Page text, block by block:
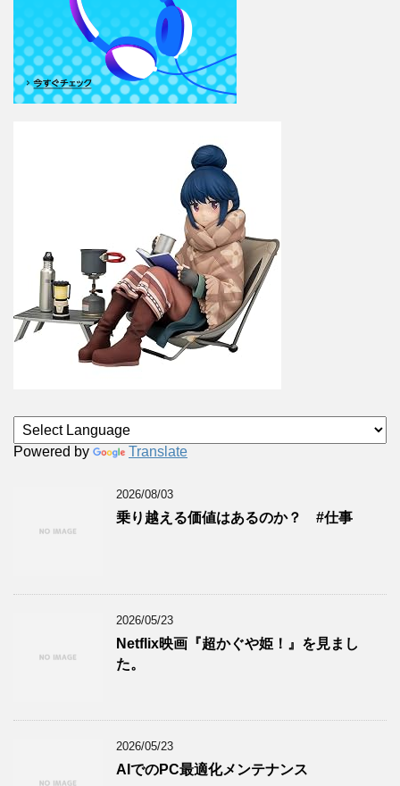
Powered by Translate
2026/08/03
乗り越える価値はあるのか？ #仕事
2026/05/23
Netflix映画『超かぐや姫！』を見まし
た。
2026/05/23
AIでのPC最適化メンテナンス